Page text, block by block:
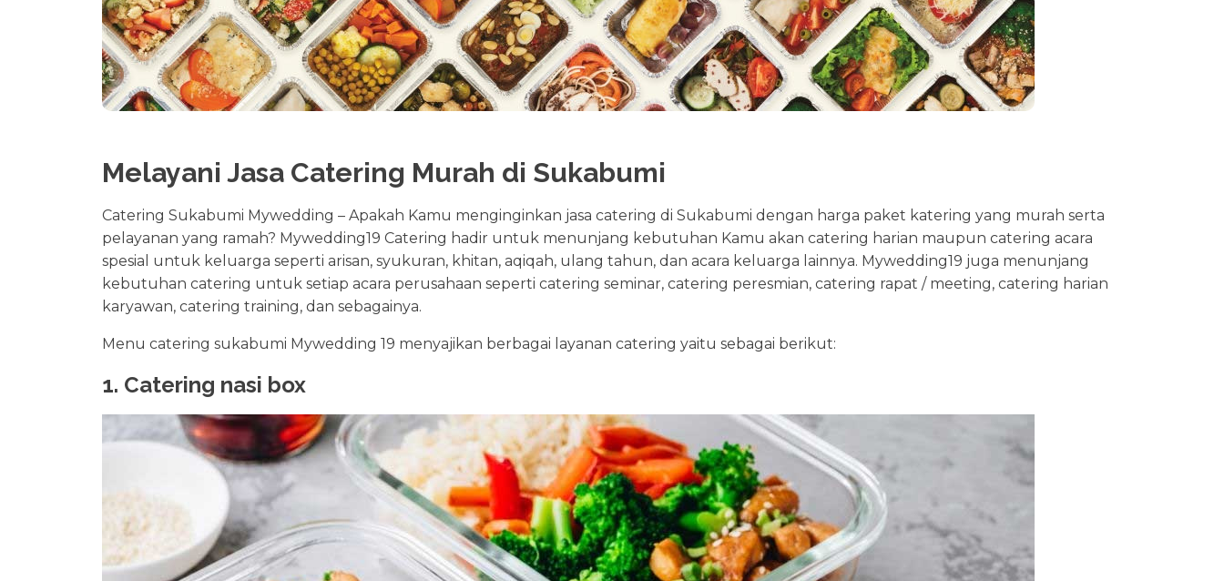
Melayani Jasa Catering Murah di Sukabumi
Catering Sukabumi Mywedding – Apakah Kamu menginginkan jasa catering di Sukabumi dengan harga paket katering yang murah serta
pelayanan yang ramah? Mywedding19 Catering hadir untuk menunjang kebutuhan Kamu akan catering harian maupun catering acara
spesial untuk keluarga seperti arisan, syukuran, khitan, aqiqah, ulang tahun, dan acara keluarga lainnya. Mywedding19 juga menunjang
kebutuhan catering untuk setiap acara perusahaan seperti catering seminar, catering peresmian, catering rapat / meeting, catering harian
karyawan, catering training, dan sebagainya.
Menu catering sukabumi Mywedding 19 menyajikan berbagai layanan catering yaitu sebagai berikut:
1. Catering nasi box